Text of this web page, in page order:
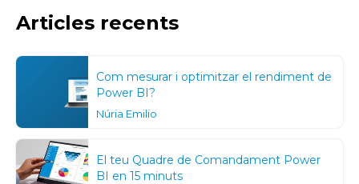
Articles recents
Com mesurar i optimitzar el rendiment de
Power BI?
Núria Emilio
El teu Quadre de Comandament Power
BI en 15 minuts